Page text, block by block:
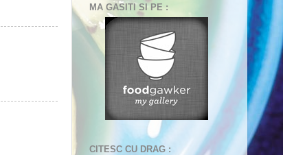
MA GASITI SI PE :
CITESC CU DRAG :